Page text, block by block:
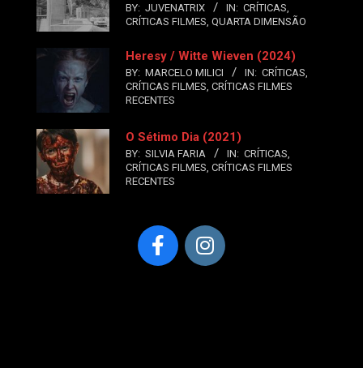
BY: JUVENATRIX IN: CRÍTICAS
CRÍTICAS FILMES QUARTA DIMENSÃO
Heresy / Witte Wieven (2024)
BY: MARCELO MILICI IN: CRÍTICAS
CRÍTICAS FILMES CRÍTICAS FILMES
RECENTES
O Sétimo Dia (2021)
BY: SILVIA FARIA IN: CRÍTICAS
CRÍTICAS FILMES CRÍTICAS FILMES
RECENTES